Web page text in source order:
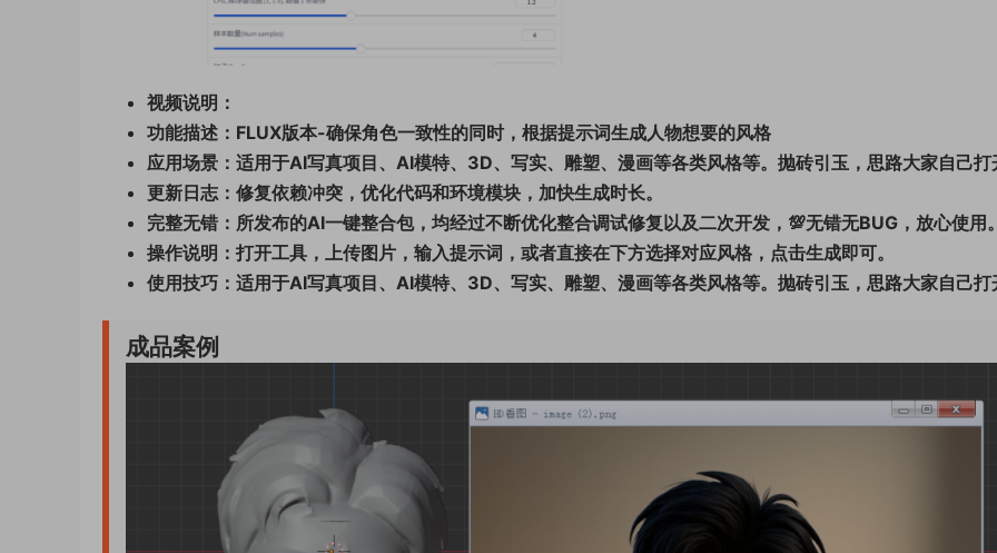
视频说明：
功能描述：FLUX版本-确保角色一致性的同时，根据提示词生成人物想要的风格
应用场景： 适用于AI写真项目、AI模特、3D、写实、雕塑、漫画等各类风格等。抛砖引玉，思路大家自己打
更新日志：修复依赖冲突，优化代码和环境模块，加快生成时长。
完整无错：所发布的AI一键整合包，均经过不断优化整合调试修复以及二次开发，💯无错无BUG，放心使用。
操作说明：打开工具，上传图片，输入提示词，或者直接在下方选择对应风格，点击生成即可。
使用技巧： 适用于AI写真项目、AI模特、3D、写实、雕塑、漫画等各类风格等。抛砖引玉，思路大家自己打
成品案例